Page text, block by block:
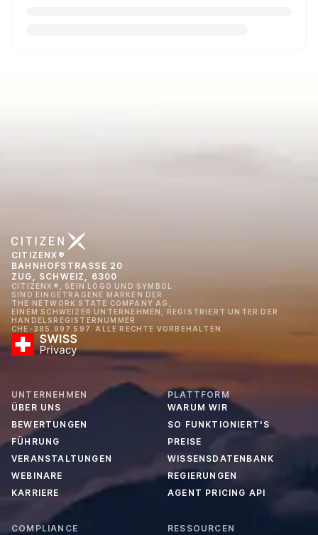
CITIZENX®
BAHNHOFSTRASSE 20
ZUG, SCHWEIZ, 6300
CITIZENX®, SEIN LOGO UND SYMBOL
SIND EINGETRAGENE MARKEN DER
THE NETWORK STATE COMPANY AG,
EINEM SCHWEIZER UNTERNEHMEN, REGISTRIERT UNTER DER
HANDELSREGISTERNUMMER
CHE-385.997.597. ALLE RECHTE VORBEHALTEN.
UNTERNEHMEN
ÜBER UNS
BEWERTUNGEN
FÜHRUNG
VERANSTALTUNGEN
WEBINARE
KARRIERE
PLATTFORM
WARUM WIR
SO FUNKTIONIERT'S
PREISE
WISSENSDATENBANK
REGIERUNGEN
AGENT PRICING API
COMPLIANCE
RESSOURCEN